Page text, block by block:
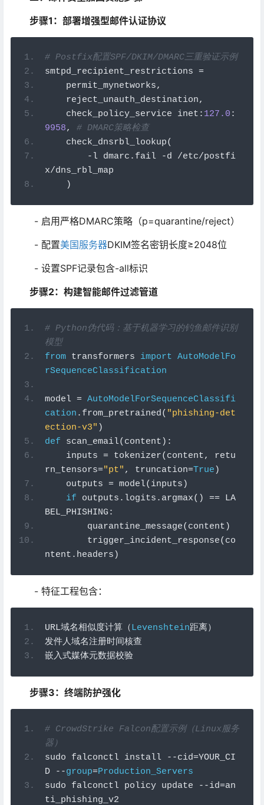
步骤1：部署增强型邮件认证协议
# Postfix配置SPF/DKIM/DMARC三重验证示例
smtpd_recipient_restrictions =
permit_mynetworks,
reject_unauth_destination,
check_policy_service inet : 127.0 :
9958,
# DMARC策略检查
check_dnsrbl_lookup(
- l dmarc . fail -d /etc/postfi
x/dns_rbl_map
)
- 启用严格DMARC策略（p=quarantine/reject）
- 配置美国服务器DKIM签名密钥长度≥2048位
- 设置SPF记录包含-all标识
步骤2：构建智能邮件过滤管道
# Python伪代码：基于机器学习的钓鱼邮件识别
模型
from transformers import AutoModelFo
rSequenceClassification
model = AutoModelForSequenceClassifi
cation . from_pretrained( "phishing-det
ection-v3" )
def scan_email( content ):
inputs = tokenizer( content,
retu
rn_tensors="pt" , truncation=True )
outputs = model( inputs )
if outputs . logits . argmax() == LA
BEL_PHISHING :
quarantine_message( content )
trigger_incident_response( co
ntent . headers )
- 特征工程包含：
URL域名相似度计算（Levenshtein距离）
发件人域名注册时间核查
嵌入式媒体元数据校验
步骤3：终端防护强化
# CrowdStrike Falcon配置示例（Linux服务
器）
sudo falconctl install
--cid=YOUR_CI
D
--group=Production_Servers
sudo falconctl policy update
--id=an
ti_phishing_v2